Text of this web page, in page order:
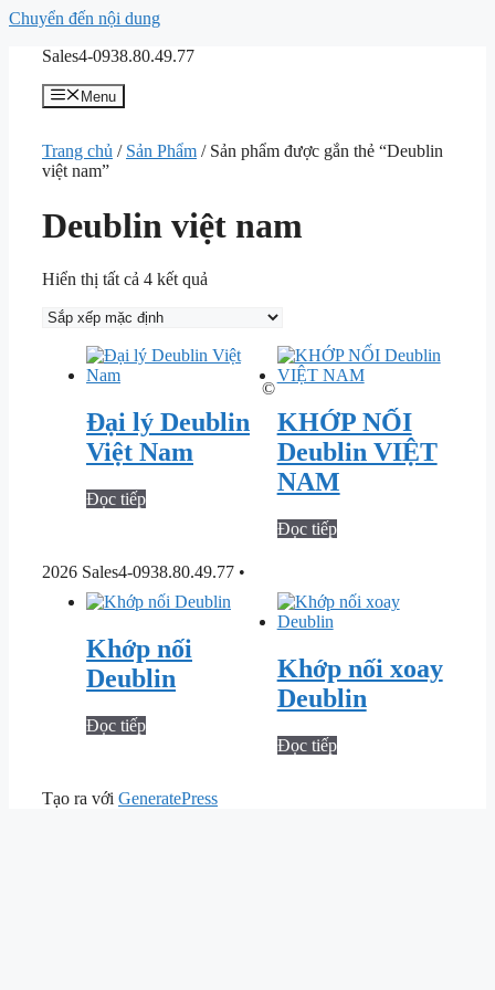
Chuyển đến nội dung
Sales4-0938.80.49.77
Menu
Trang chủ / Sản Phẩm / Sản phẩm được gắn thẻ “Deublin
việt nam”
Deublin việt nam
Hiển thị tất cả 4 kết quả
Đại lý Deublin
Việt Nam
Đọc tiếp
KHỚP NỐI
Deublin VIỆT
NAM
Đọc tiếp
Khớp nối
Deublin
Đọc tiếp
Khớp nối xoay
Deublin
Đọc tiếp
©
2026 Sales4-0938.80.49.77 •
Tạo ra với GeneratePress